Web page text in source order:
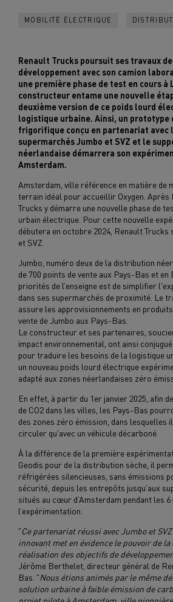
MOBILITÉ ÉLECTRIQUE
Renault Trucks poursuit ses travaux
développement avec son camion
une première phase de test en cours à
constructeur entame une nouvelle
deuxième version de ce poids lourd
logistique urbaine. Ainsi, un prototype
frigorifique conçu en partenariat avec
supermarchés Jumbo et SVZ et le
néerlandaise démarrera son
Amsterdam.
Amsterdam, ville référence en matière de
terrain idéal pour accueillir Oxygen. Après
Trucks y démarre une nouvelle phase de
urbain électrique. Pour cette nouvelle
débutera en octobre 2024, Renault Trucks
et SVZ.
Jumbo, numéro deux de la distribution
de 700 points de vente aux Pays-Bas et en
priorités de l’enseigne est de simplifier
dans ses supermarchés de proximité. Le
assure les approvisionnements en
vente de Jumbo aux Pays-Bas.
Le constructeur et ses partenaires,
impact environnemental, ont ainsi
pour traduire les besoins de la logistique
un nouveau poids lourd électrique
adapté aux zones néerlandaises zéro
En effet, à partir du 1er janvier 2025, afin
de CO2 dans les villes, les Pays-Bas
des zones zéro émission, dans lesquelles
circuler qu'avec un véhicule décarboné.
À la différence de la première
Geodis pour de la distribution sèche, il
réfrigérées silencieuses, sans émissions
sécurité, depuis les entrepôts jusqu’aux
situés au cœur d’Amsterdam pendant les
l’expérimentation.
"Ce partenariat réussi avec Jumbo et
innovant met en évidence le pouvoir de
réalisation des objectifs de
Jérôme Berthelet, directeur général de
Bas. "Nous étions animés par le même
solution urbaine à faible émission de